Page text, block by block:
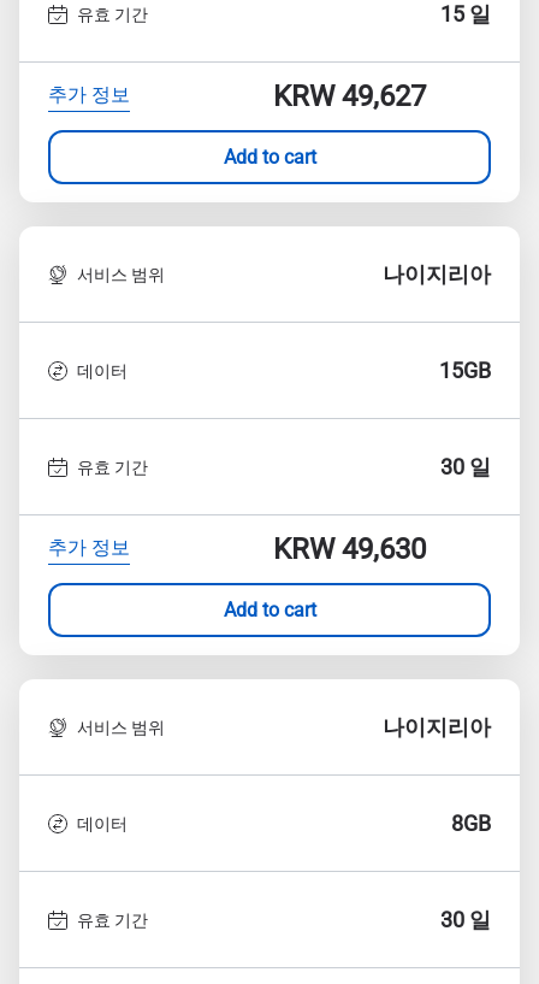
유효 기간 15 일
추가 정보 KRW 49,627
Add to cart
서비스 범위 나이지리아
데이터 15GB
유효 기간 30 일
추가 정보 KRW 49,630
Add to cart
서비스 범위 나이지리아
데이터 8GB
유효 기간 30 일